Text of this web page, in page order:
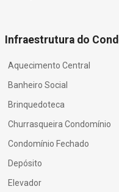
Infraestrutura do
Aquecimento Central
Banheiro Social
Brinquedoteca
Churrasqueira Condomínio
Condomínio Fechado
Depósito
Elevador